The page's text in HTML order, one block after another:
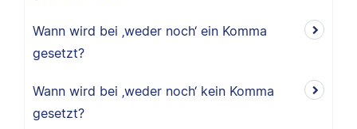
Wann wird bei ‚weder noch‘ ein Komma
gesetzt?
Wann wird bei ‚weder noch‘ kein Komma
gesetzt?